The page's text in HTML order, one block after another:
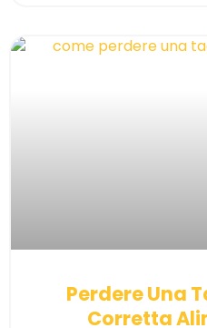
Perdere Una
Corretta